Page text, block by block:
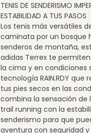
TENIS DE SENDERISMO
ESTABILIDAD A TUS PASOS
Los tenis más versátiles
caminata por un bosque
senderos de montaña,
adidas Terrex te
la cima y en condiciones
tecnología RAIN.RDY
tus pies secos en las
combina la sensación de
trail running con la
senderismo para que
aventura con seguridad